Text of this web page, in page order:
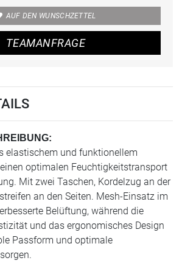
AUF DEN WUNSCHZETTEL
TEAMANFRAGE
elastischem und funktionellem
optimalen Feuchtigkeitstransport
Mit zwei Taschen, Kordelzug an der
an den Seiten. Mesh-Einsatz im
Belüftung, während die
und das ergonomisches Design
Passform und optimale